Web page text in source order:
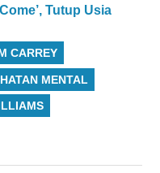
Tutup Usia
CARREY
MENTAL